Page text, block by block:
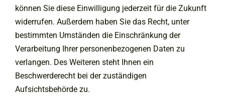
können Sie diese Einwilligung jederzeit für die Zukunft
widerrufen. Außerdem haben Sie das Recht, unter
bestimmten Umständen die Einschränkung der
Verarbeitung Ihrer personenbezogenen Daten zu
verlangen. Des Weiteren steht Ihnen ein
Beschwerderecht bei der zuständigen
Aufsichtsbehörde zu.